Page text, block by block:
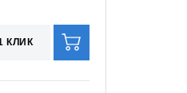
КЛИК